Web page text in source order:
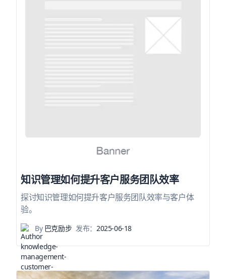
知识管理如何提升客户服务团队效率
探讨知识管理如何提升客户服务团队效率与客户体
验。
By巴克励步 发布：2025-06-18